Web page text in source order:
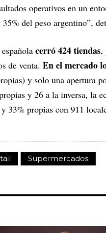
operativos en un
del peso argentino”,
cerró 424 tiendas,
de venta. En el mercado
y solo una apertura
y 26 a la inversa, la
33% propias con 911
Supermercados